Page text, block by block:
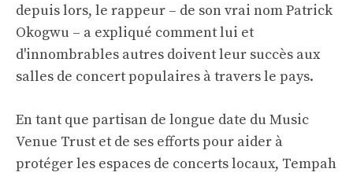
depuis lors, le rappeur – de son vrai nom Patrick
Okogwu – a expliqué comment lui et
d'innombrables autres doivent leur succès aux
salles de concert populaires à travers le pays.
En tant que partisan de longue date du Music
Venue Trust et de ses efforts pour aider à
protéger les espaces de concerts locaux, Tempah